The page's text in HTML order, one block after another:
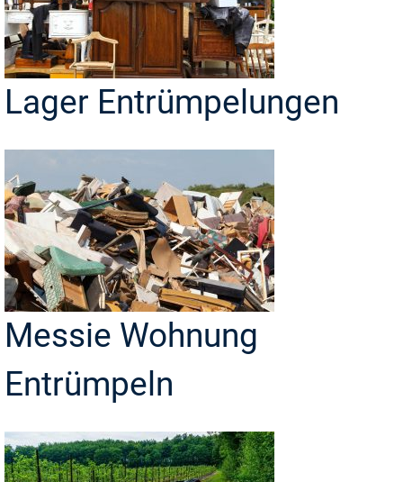
Lager Entrümpelungen
Messie Wohnung
Entrümpeln